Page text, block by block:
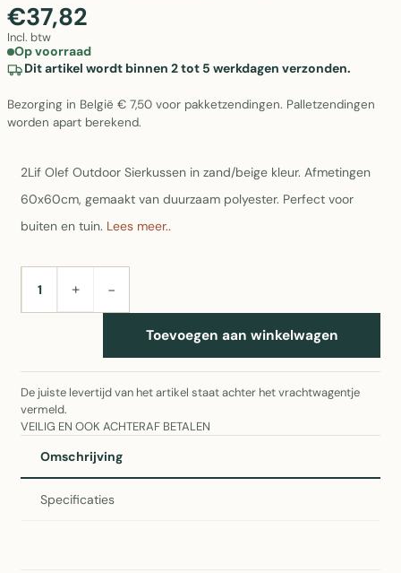
€37,82
Incl. btw
Op voorraad
Dit artikel wordt binnen 2 tot 5 werkdagen verzonden.
Bezorging in België € 7,50 voor pakketzendingen. Palletzendingen
worden apart berekend.
2Lif Olef Outdoor Sierkussen in zand/beige kleur. Afmetingen
60x60cm, gemaakt van duurzaam polyester. Perfect voor
buiten en tuin. Lees meer..
AANTAL+ −
Toevoegen aan winkelwagen
De juiste levertijd van het artikel staat achter het vrachtwagentje
vermeld.
VEILIG EN OOK ACHTERAF BETALEN
Omschrijving
Specificaties